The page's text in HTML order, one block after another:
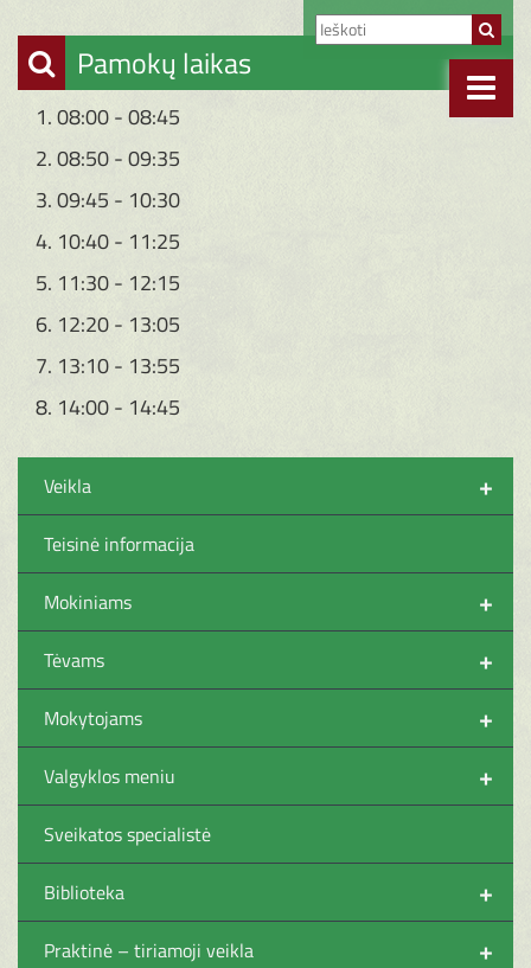
Pamokų laikas
1. 08:00 - 08:45
2. 08:50 - 09:35
3. 09:45 - 10:30
4. 10:40 - 11:25
5. 11:30 - 12:15
6. 12:20 - 13:05
7. 13:10 - 13:55
8. 14:00 - 14:45
+
Veikla
Teisinė informacija
+
Mokiniams
+
Tėvams
+
Mokytojams
+
Valgyklos meniu
Sveikatos specialistė
+
Biblioteka
+
Praktinė – tiriamoji veikla